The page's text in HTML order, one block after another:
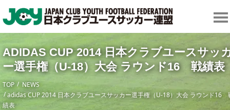
ADIDAS CUP 2014 日本クラブユースサッ
ー選手権（U-18）大会 ラウンド16 戦績表
TOP
NEWS
adidas CUP 2014 日本クラブユースサッカー選手権（U-18）大会 ラウンド16
績表